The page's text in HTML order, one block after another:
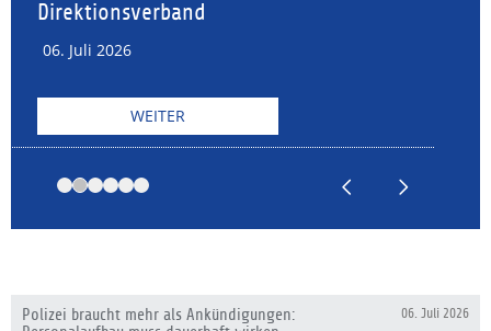
06. Juli 2026
Polizei braucht mehr als Ankündigungen: